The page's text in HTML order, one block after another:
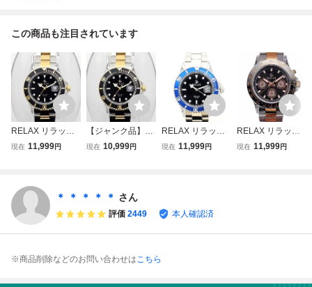
この商品も注目されています
RELAX リラック
ス 王冠ロゴ SUB1
4H回転ベゼル 世
田谷ベース
現在 11,999円
【ジャンク品】R
ELAX リラックス
ンビ 黒文字盤 24
谷ベース 所ジョー
ジ
現在 10,999円
RELAX リラック
ス 王冠ロゴ SUB1
ベース
現在 11,999円
RELAX リラック
ス 王冠ロゴ D23-
現在 11,999円
＊ ＊ ＊ ＊ ＊ さん
評価 2449 本人確認済
※商品削除などのお問い合わせはこちら